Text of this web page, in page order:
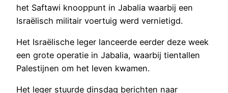
het Saftawi knooppunt in Jabalia waarbij een
Israëlisch militair voertuig werd vernietigd.
Het Israëlische leger lanceerde eerder deze week
een grote operatie in Jabalia, waarbij tientallen
Palestijnen om het leven kwamen.
Het leger stuurde dinsdag berichten naar